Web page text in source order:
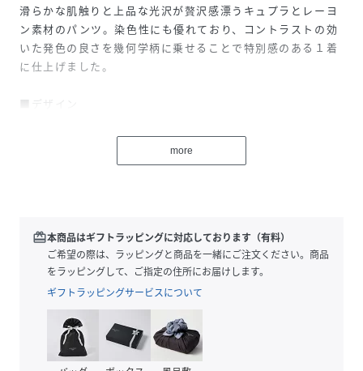
滑らかな肌触りと上品な光沢が贅沢感漂うキュプラとレーヨ
ン素材のパンツ。染色性にも優れており、コントラストの効
いた発色の良さを幾何学柄に乗せることで特別感のある１着
に仕上げました。
■デザイン
幾何学柄と配色に加えたラップデザインが冬スタイルの主役
に。腰回りをすっきりと見せつつも、後ろはゴム仕様でリラ
■Brand Concept
Aga / アーガ
上質な生地にこだわり生地から伝わる上品さをテーマに汎用
性の高いアイテムを展開。ブラックラインのAga Blackや、
よりハイクオリティなアイテムを展開するAga+、生地メーカ
ーとコラボしたAga×NORITAKEのダブルネームなど幅広く
展開。
more
redeem本商品はギフトラッピングに対応しております（有料）
ご希望の際は、ラッピングと商品を一緒にご注文ください。商品
をラッピングして、ご指定の住所にお届けします。
ギフトラッピングサービスについて